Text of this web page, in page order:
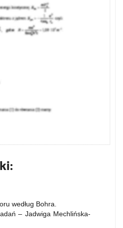
według Bohra.
– Jadwiga Mechlińska-